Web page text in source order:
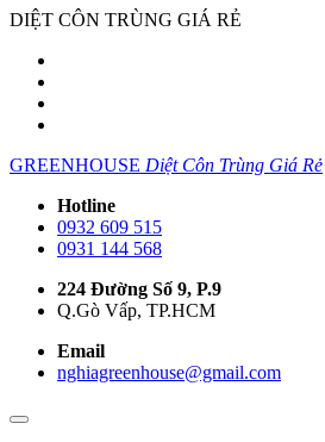
DIỆT CÔN TRÙNG GIÁ RẺ
GREENHOUSE Diệt Côn Trùng Giá Rẻ
Hotline
0932 609 515
0931 144 568
224 Đường Số 9, P.9
Q.Gò Vấp, TP.HCM
Email
nghiagreenhouse@gmail.com